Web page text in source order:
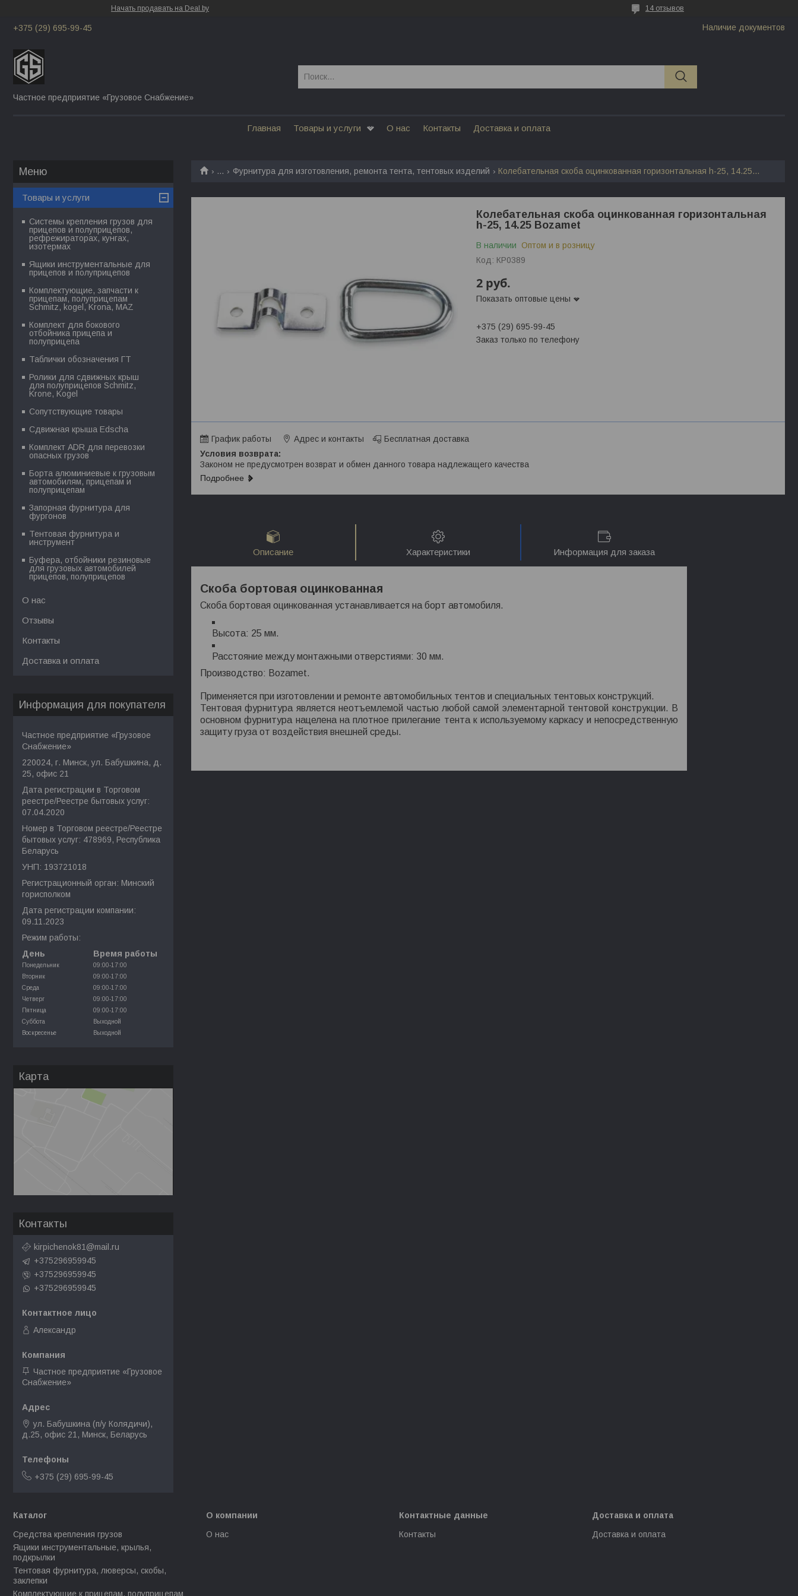
Начать продавать на Deal.by 14 отзывов
+375 (29) 695-99-45 Наличие документов
Частное предприятие «Грузовое Снабжение»
Главная Товары и услуги О нас Контакты Доставка и оплата
... Фурнитура для изготовления, ремонта тента, тентовых изделий Колебательная скоба оцинкованная горизонтальная h-25, 14.25 bozamet
Колебательная скоба оцинкованная горизонтальная
h-25, 14.25 Bozamet
В наличии
Оптом и в розницу
Код: КР0389
2 руб.
Показать оптовые цены
+375 (29) 695-99-45
Заказ только по телефону
График работы Адрес и контакты Бесплатная доставка
Законом не предусмотрен возврат и обмен данного товара надлежащего качества
Подробнее
Описание Характеристики Информация для заказа
Скоба бортовая оцинкованная
Скоба бортовая оцинкованная устанавливается на борт автомобиля.
Высота: 25 мм.
Расстояние между монтажными отверстиями: 30 мм.
Производство: Bozamet.
Применяется при изготовлении и ремонте автомобильных тентов и специальных тентовых конструкций.
Тентовая фурнитура является неотъемлемой частью любой самой элементарной тентовой конструкции. В
основном фурнитура нацелена на плотное прилегание тента к используемому каркасу и непосредственную
защиту груза от воздействия внешней среды.
Товары и услуги
Системы крепления грузов для
прицепов и полуприцепов,
рефрежираторах, кунгах,
изотермах
Ящики инструментальные для
прицепов и полуприцепов
Комплектующие, запчасти к
прицепам, полуприцепам
Schmitz, kogel, Krona, MAZ
Комплект для бокового
отбойника прицепа и
полуприцепа
Таблички обозначения ГТ
Ролики для сдвижных крыш
для полуприцепов Schmitz,
Krone, Kogel
Сопутствующие товары
Сдвижная крыша Edscha
Комплект ADR для перевозки
опасных грузов
Борта алюминиевые к грузовым
автомобилям, прицепам и
полуприцепам
Запорная фурнитура для
фургонов
Тентовая фурнитура и
инструмент
Буфера, отбойники резиновые
для грузовых автомобилей
прицепов, полуприцепов
О нас
Отзывы
Контакты
Доставка и оплата
Информация для покупателя
Частное предприятие «Грузовое
Снабжение»
220024, г. Минск, ул. Бабушкина, д.
25, офис 21
Дата регистрации в Торговом
реестре/Реестре бытовых услуг:
07.04.2020
Номер в Торговом реестре/Реестре
бытовых услуг: 478969, Республика
Беларусь
УНП: 193721018
Регистрационный орган: Минский
горисполком
Дата регистрации компании:
09.11.2023
Режим работы:
День
Время работы
Понедельник
09:00-17:00
Вторник
09:00-17:00
Среда
09:00-17:00
Четверг
09:00-17:00
Пятница
09:00-17:00
Суббота
Выходной
Воскресенье
Выходной
Карта
Контакты
kirpichenok81@mail.ru
+375296959945
+375296959945
+375296959945
Александр
Частное предприятие «Грузовое
Снабжение»
ул. Бабушкина (п/у Колядичи),
д.25, офис 21, Минск, Беларусь
+375 (29) 695-99-45
Каталог
Средства крепления грузов
Ящики инструментальные, крылья,
подкрылки
Тентовая фурнитура, люверсы, скобы,
заклепки
Комплектующие к прицепам, полуприцепам
О компании
О нас
Контактные данные
Контакты
Доставка и оплата
Доставка и оплата